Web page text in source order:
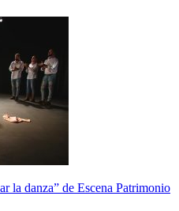
la danza” de Escena Patrimonio